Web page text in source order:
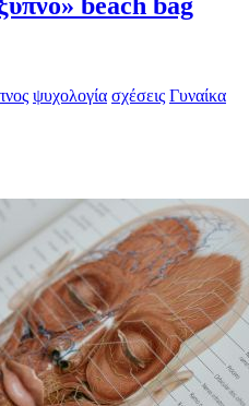
ψυχολογία σχέσεις Γυναίκα